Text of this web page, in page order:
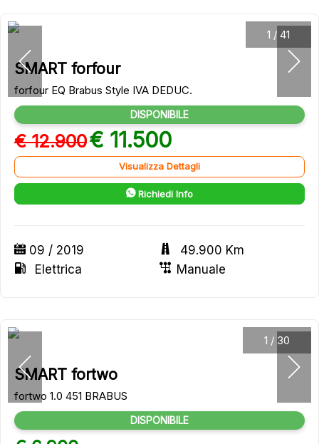
1 / 41
SMART forfour
forfour EQ Brabus Style IVA DEDUC.
DISPONIBILE
€ 12.900€ 11.500
Visualizza Dettagli
Richiedi Info
09 / 2019
49.900 Km
Elettrica
Manuale
1 / 30
SMART fortwo
fortwo 1.0 451 BRABUS
DISPONIBILE